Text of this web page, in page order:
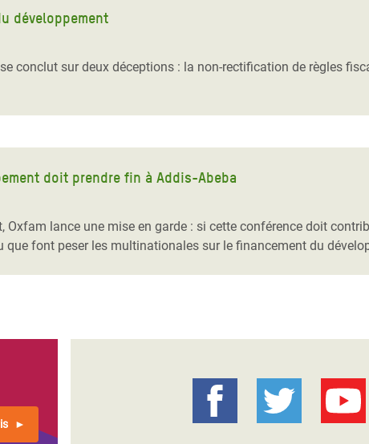
développement
conclut sur deux déceptions : la non-rectification de règles
doit prendre fin à Addis-Abeba
lance une mise en garde : si cette conférence doit
que font peser les multinationales sur le financement du